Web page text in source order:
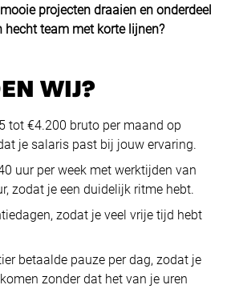
projecten draaien en onderdeel
hecht team met korte lijnen?
WIJ?
tot €4.200 bruto per maand op
je salaris past bij jouw ervaring.
uur per week met werktijden van
zodat je een duidelijk ritme hebt.
zodat je veel vrije tijd hebt
betaalde pauze per dag, zodat je
zonder dat het van je uren